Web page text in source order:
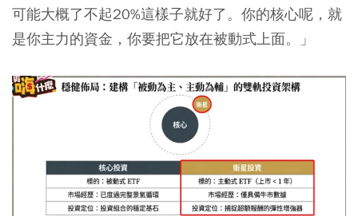
可能大概了不起20%這樣子就好了。你的核心呢，就
是你主力的資金，你要把它放在被動式上面。」